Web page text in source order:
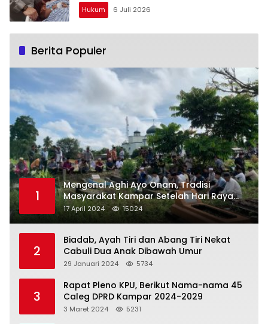
Hukum 6 Juli 2026
Berita Populer
1
Mengenal Aghi Ayo Onam, Tradisi
Masyarakat Kampar Setelah Hari Raya
Idul Fitri
17 April 2024 15024
2
Biadab, Ayah Tiri dan Abang Tiri Nekat
Cabuli Dua Anak Dibawah Umur
29 Januari 2024 5734
3
Rapat Pleno KPU, Berikut Nama-nama 45
3 Maret 2024 5231